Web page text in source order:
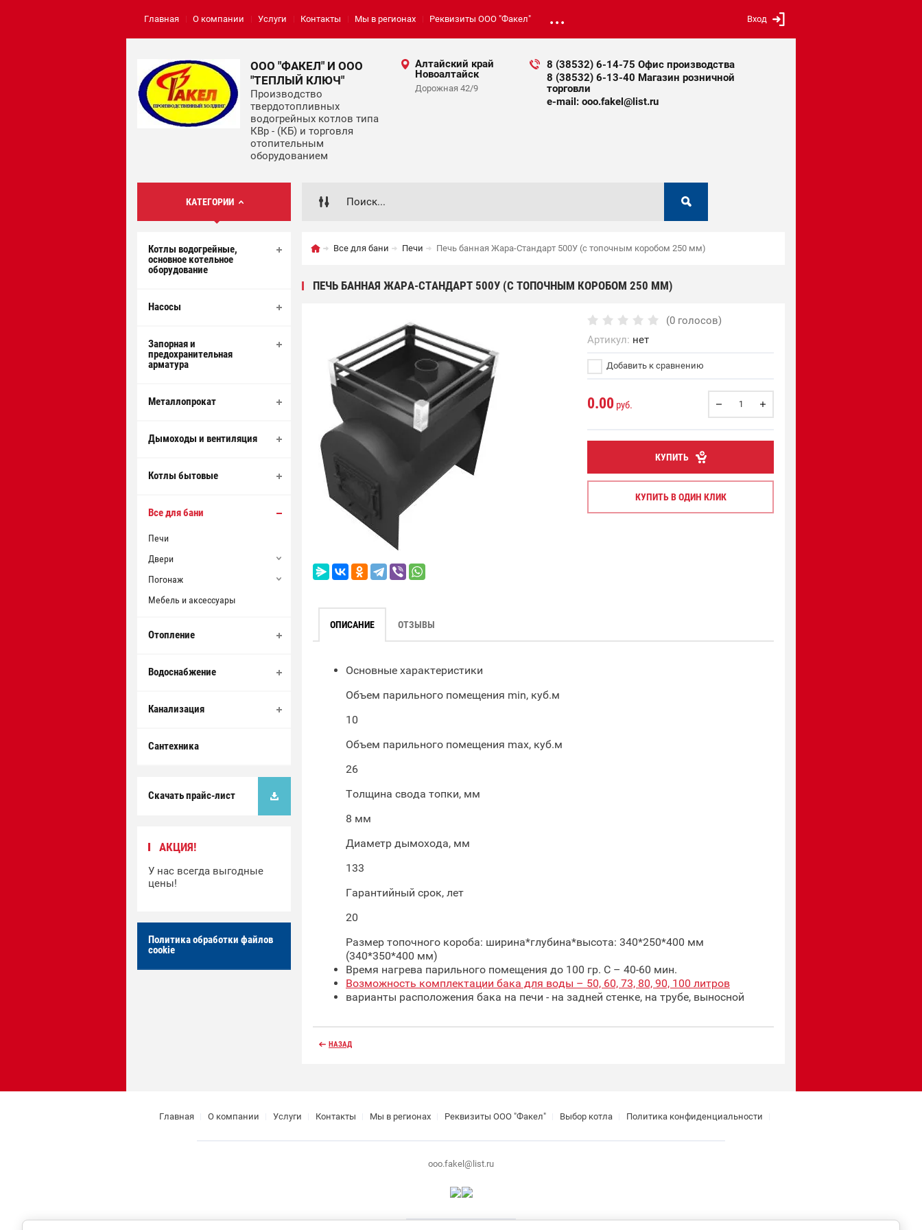
Главная О компании Услуги Контакты Мы в регионах Реквизиты ООО "Факел" Вход
ООО "ФАКЕЛ" И ООО
"ТЕПЛЫЙ КЛЮЧ"
Производство
твердотопливных
водогрейных котлов типа
КВр - (КБ) и торговля
отопительным
оборудованием
Алтайский край
Новоалтайск
Дорожная 42/9
8 (38532) 6-14-75 Офис производства
8 (38532) 6-13-40 Магазин розничной
торговли
e-mail: ooo.fakel@list.ru
КАТЕГОРИИ
Котлы водогрейные,
основное котельное
оборудование
Насосы
Запорная и
предохранительная
арматура
Металлопрокат
Дымоходы и вентиляция
Котлы бытовые
Все для бани
Печи
Двери
Погонаж
Мебель и аксессуары
Отопление
Водоснабжение
Канализация
Сантехника
Скачать прайс-лист
АКЦИЯ!
У нас всегда выгодные
цены!
Политика обработки файлов
cookie
Все для бани Печи Печь банная Жара-Стандарт 500У (с топочным коробом 250 мм)
ПЕЧЬ БАННАЯ ЖАРА-СТАНДАРТ 500У (С ТОПОЧНЫМ КОРОБОМ 250 ММ)
(0 голосов)
Артикул: нет
Добавить к сравнению
0.00 руб.
КУПИТЬ
КУПИТЬ В ОДИН КЛИК
ОПИСАНИЕ ОТЗЫВЫ
Основные характеристики
Объем парильного помещения min, куб.м
10
Объем парильного помещения max, куб.м
26
Толщина свода топки, мм
8 мм
Диаметр дымохода, мм
133
Гарантийный срок, лет
20
Размер топочного короба: ширина*глубина*высота: 340*250*400 мм
(340*350*400 мм)
Время нагрева парильного помещения до 100 гр. С – 40-60 мин.
Возможность комплектации бака для воды – 50, 60, 73, 80, 90, 100 литров
варианты расположения бака на печи - на задней стенке, на трубе, выносной
НАЗАД
Главная О компании Услуги Контакты Мы в регионах Реквизиты ООО "Факел" Выбор котла Политика конфиденциальности
ooo.fakel@list.ru